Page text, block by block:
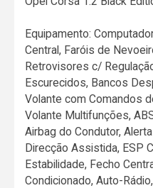
Equipamento:
Central, Faróis de
Retrovisores c/
Escurecidos, Bancos
Volante com Comandos
Volante Multifunções,
Airbag do Condutor,
Direcção Assistida, ESP
Estabilidade, Fecho
Condicionado, Auto-